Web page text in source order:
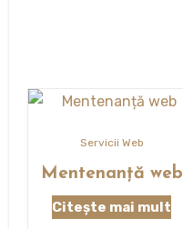
Servicii Web
Mentenanță web
Citește mai mult